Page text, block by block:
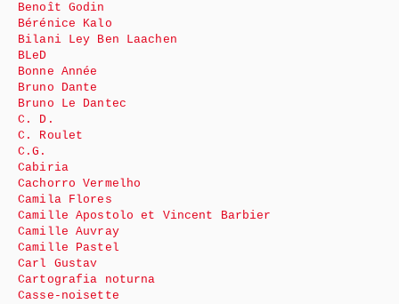
Benoît Godin
Bérénice Kalo
Bilani Ley Ben Laachen
BLeD
Bonne Année
Bruno Dante
Bruno Le Dantec
C. D.
C. Roulet
C.G.
Cabiria
Cachorro Vermelho
Camila Flores
Camille Apostolo et Vincent Barbier
Camille Auvray
Camille Pastel
Carl Gustav
Cartografia noturna
Casse-noisette